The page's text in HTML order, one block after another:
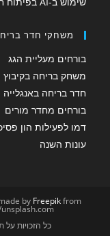
משחקי חדר
בורחים מעליית הגג
משחק בריחה בקיבוץ
חדר בריחה באנגלייה
בורחים מחדר מורים
דמו לפעילות הון
עונות השנה
by Freepikfrom
כל הזכויות על